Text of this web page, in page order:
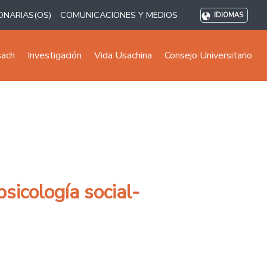
COMUNICACIONES Y MEDIOS IDIOMAS
Investigación Vida Usachina Consejo Universitario
social-